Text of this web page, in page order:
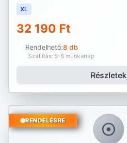
XL
32 190 Ft
Rendelhető:8 db
Szállítás: 5-6 munkanap
Részletek
RENDELÉSRE